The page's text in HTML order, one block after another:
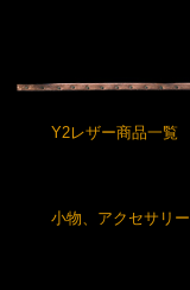
Y2レザー商品一覧
小物、アクセサリー